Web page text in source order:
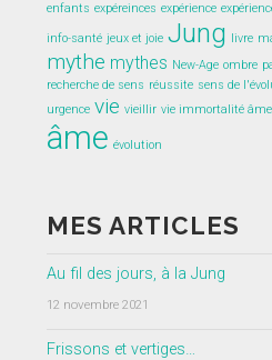
enfants expéreinces expérience
info-santé jeux et joie Jung livre
mythe mythes New-Age ombre
recherche de sens réussite sens de
urgence vie vieillir vie immortalité âme
âme évolution
MES ARTICLES
Au fil des jours, à la Jung
12 novembre 2021
Frissons et vertiges…